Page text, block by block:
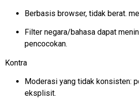
Berbasis browser, tidak berat.
Filter negara/bahasa dapat
pencocokan.
Kontra
Moderasi yang tidak konsisten:
eksplisit.